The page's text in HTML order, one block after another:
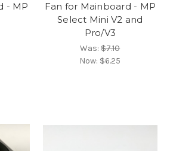
- MP
Fan for Mainboard - MP
Select Mini V2 and
Pro/V3
Was:$7.10
Now: $6.25